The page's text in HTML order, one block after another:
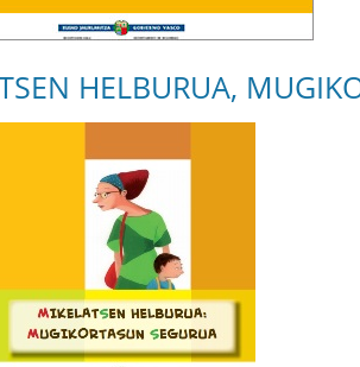
HELBURUA,